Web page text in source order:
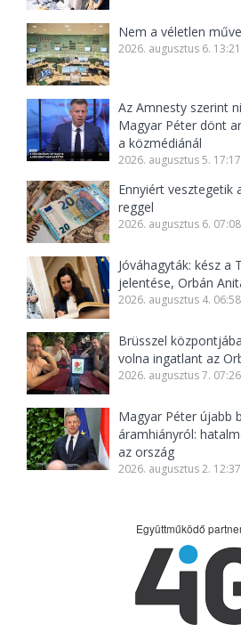
Nem a véletlen
2026. augusztus 6. 13:21
Az Amnesty szerint
Magyar Péter dönt
a közmédiánál
2026. augusztus 5. 17:17
Ennyiért
reggel
2026. augusztus 6. 07:08
Jóváhagyták: kész a
jelentése, Orbán
2026. augusztus 4. 06:58
Brüsszel
volna ingatlant az
2026. augusztus 7. 07:26
Magyar Péter újabb
áramhiányról:
az ország
2026. augusztus 2. 12:37
Együttműködő